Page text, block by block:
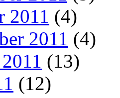
2011 (4)
2011 (4)
(13)
(12)